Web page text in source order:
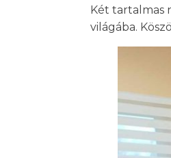
Két tartalmas
világába.